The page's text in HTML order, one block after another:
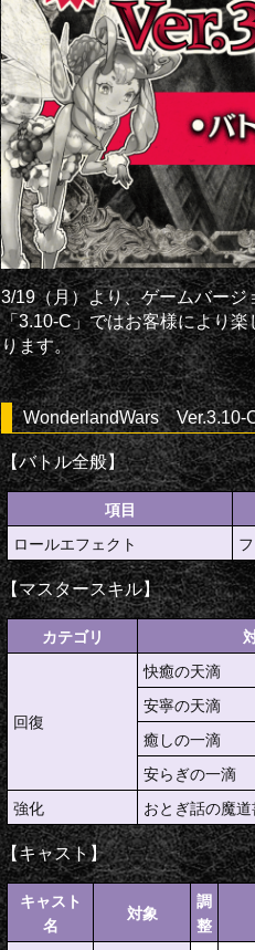
3/19（月）より、ゲームバー
「3.10-C」ではお客様により
ります。
WonderlandWars
【バトル全般】
項目
ロールエフェクト
【マスタースキル】
カテゴリ
回復
快癒の天滴
安寧の天滴
癒しの一滴
安らぎの一滴
強化
おとぎ話の魔道
【キャスト】
キャスト
名
対象
調
整